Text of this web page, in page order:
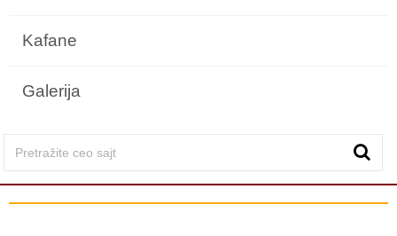
Kafane
Galerija